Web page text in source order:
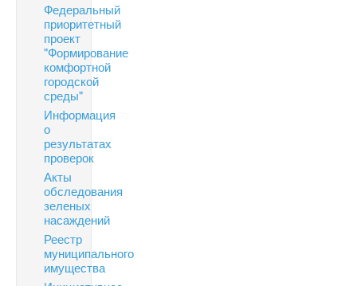
Федеральный
приоритетный
проект
"Формирование
комфортной
городской
среды"
Информация
о
результатах
проверок
Акты
обследования
зеленых
насаждений
Реестр
муниципального
имущества